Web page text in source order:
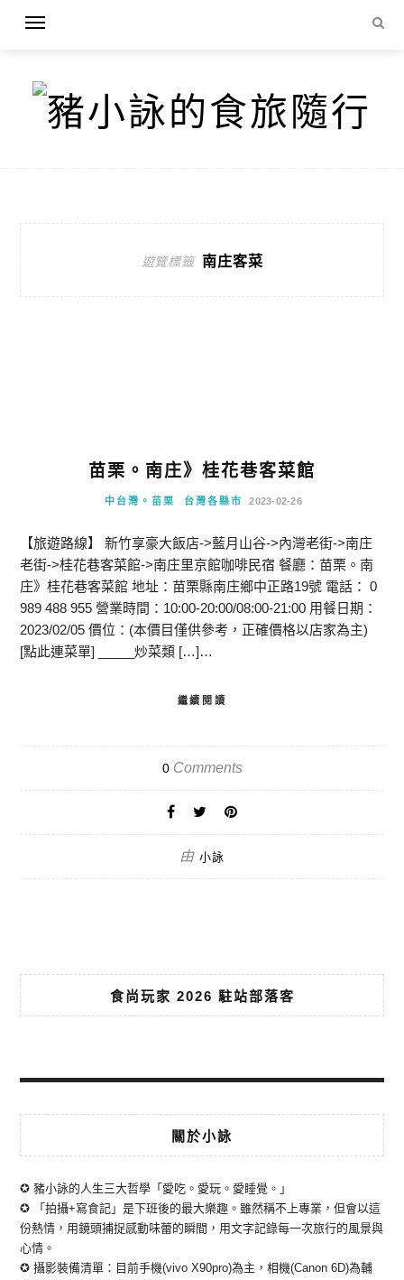
遊覽標籤 南庄客菜
苗栗。南庄》桂花巷客菜館
中台灣。苗栗 台灣各縣市 2023-02-26
【旅遊路線】 新竹享豪大飯店->藍月山谷->內灣老街->南庄
老街->桂花巷客菜館->南庄里京館咖啡民宿 餐廳：苗栗。南
庄》桂花巷客菜館 地址：苗栗縣南庄鄉中正路19號 電話： 0
989 488 955 營業時間：10:00-20:00/08:00-21:00 用餐日期：
2023/02/05 價位：(本價目僅供參考，正確價格以店家為主)
[點此連菜單] _____炒菜類 […]…
繼續閱讀
0Comments
由 小詠
食尚玩家 2026 駐站部落客
關於小詠
✪ 豬小詠的人生三大哲學「愛吃。愛玩。愛睡覺。」
✪ 「拍攝+寫食記」是下班後的最大樂趣。雖然稱不上專業，但會以這
份熱情，用鏡頭捕捉感動味蕾的瞬間，用文字記錄每一次旅行的風景與
心情。
✪ 攝影裝備清單：目前手機(vivo X90pro)為主，相機(Canon 6D)為輔